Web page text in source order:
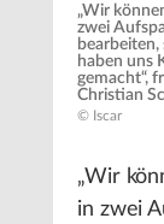
„Wir
zwei
haben uns
gemacht“,
Christian
© Iscar
„Wir
in zwei